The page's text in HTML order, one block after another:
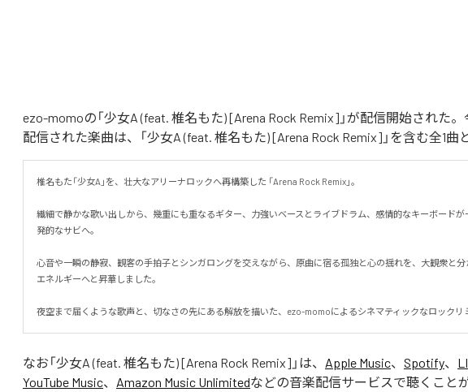
ezo-momoの「少女A (feat. 椎名もた) [Arena Rock Remix]」が配信開始された
配信された楽曲は、「少女A (feat. 椎名もた) [Arena Rock Remix]」を含む全1曲
椎名もた「少女A」を、壮大なアリーナロックへ再構築した 「Arena Rock Remix」。
繊細で静かな歌い出しから、幾重にも重なるギター、力強いベースとライブドラム、感情的なキーボードが
発的なサビへ。
心音や一瞬の静寂、観客の手拍子とシンガロングを交えながら、原曲に宿る孤独と心の揺れを、大観衆と分
エネルギーへと昇華しました。
夜空まで届くような歌声と、切なさの先にある解放を描いた、ezo-momoによるシネマティックなロックリ
なお「少女A (feat. 椎名もた) [Arena Rock Remix] 」は、 Apple Music、 Spotify、
YouTube Music、 Amazon Music Unlimitedなどの音楽配信サービスで聴くこと